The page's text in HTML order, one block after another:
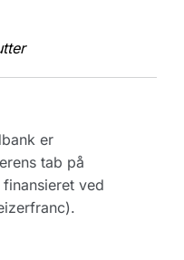
er
tab på
ved